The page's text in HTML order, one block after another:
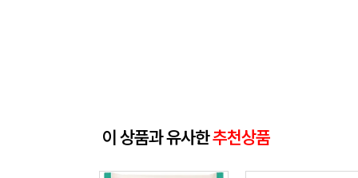
이 상품과 유사한추천상품